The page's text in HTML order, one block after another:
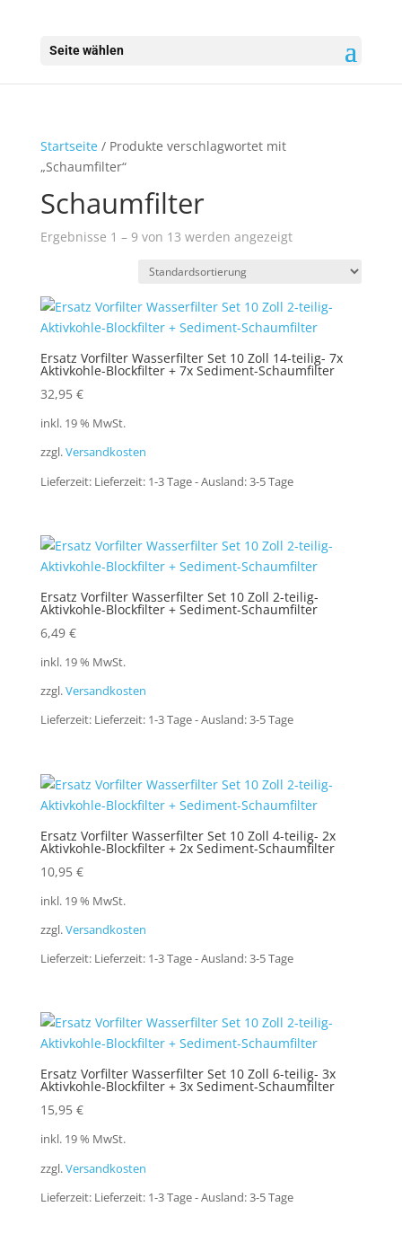
Seite wählen
Startseite/ Produkte verschlagwortet mit
„Schaumfilter“
Schaumfilter
Ergebnisse 1 – 9 von 13 werden angezeigt
Ersatz Vorfilter Wasserfilter Set 10 Zoll 14-teilig- 7x
Aktivkohle-Blockfilter + 7x Sediment-Schaumfilter
32,95 €
inkl. 19 % MwSt.
zzgl.Versandkosten
Lieferzeit: Lieferzeit: 1-3 Tage - Ausland: 3-5 Tage
Ersatz Vorfilter Wasserfilter Set 10 Zoll 2-teilig-
Aktivkohle-Blockfilter + Sediment-Schaumfilter
6,49 €
inkl. 19 % MwSt.
zzgl.Versandkosten
Lieferzeit: Lieferzeit: 1-3 Tage - Ausland: 3-5 Tage
Ersatz Vorfilter Wasserfilter Set 10 Zoll 4-teilig- 2x
Aktivkohle-Blockfilter + 2x Sediment-Schaumfilter
10,95 €
inkl. 19 % MwSt.
zzgl.Versandkosten
Lieferzeit: Lieferzeit: 1-3 Tage - Ausland: 3-5 Tage
Ersatz Vorfilter Wasserfilter Set 10 Zoll 6-teilig- 3x
Aktivkohle-Blockfilter + 3x Sediment-Schaumfilter
15,95 €
inkl. 19 % MwSt.
zzgl.Versandkosten
Lieferzeit: Lieferzeit: 1-3 Tage - Ausland: 3-5 Tage